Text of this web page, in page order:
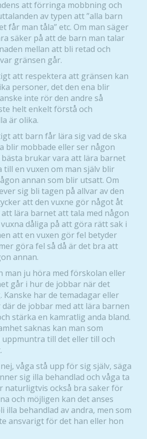
att förringa mobbning och
av typen att ”alla barn
får man tåla” etc. Om man säger
säker på att de barn man talar
mellan att bli retad och
gränsen går.
att respektera att gränsen kan
personer, det den ena blir
inte rör den andre så
helt enkelt förstå och
är olika.
att barn får lära sig vad de ska
blir mobbade eller ser någon
bästa brukar vara att lära barnet
till en vuxen om man själv blir
annan som blir utsatt. Om
sig bli tagen på allvar av den
att den vuxne gör något åt
lära barnet att tala med någon
dåliga på att göra rätt sak i
att en vuxen gör fel betyder
göra fel så då är det bra att
annan.
man ju höra med förskolan eller
går i hur de jobbar när det
Kanske har de temadagar eller
de jobbar med att lära barnen
stärka en kamratlig anda bland.
saknas kan man som
till det eller till och
våga stå upp för sig själv, säga
sig illa behandlad och våga ta
naturligtvis också bra saker för
och möjligen kan det anses
illa behandlad av andra, men som
ansvarigt för det han eller hon